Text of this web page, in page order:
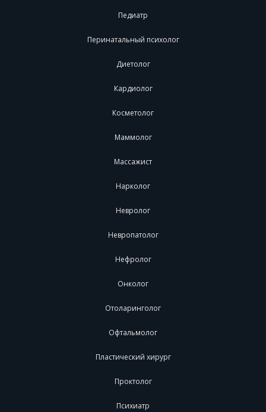
Педиатр
Перинатальный психолог
Диетолог
Кардиолог
Косметолог
Маммолог
Массажист
Нарколог
Невролог
Невропатолог
Нефролог
Онколог
Отоларинголог
Офтальмолог
Пластический хирург
Проктолог
Психиатр